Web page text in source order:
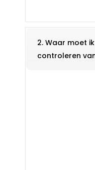
2. Waar moet
controleren